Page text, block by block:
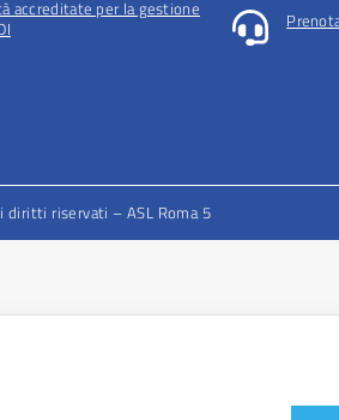
accreditate per la gestione
diritti riservati – ASL Roma 5